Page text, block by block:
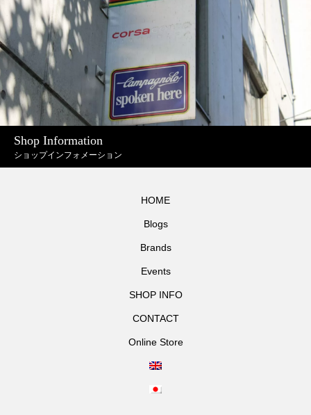
Shop Information
ショップインフォメーション
HOME
Blogs
Brands
Events
SHOP INFO
CONTACT
Online Store